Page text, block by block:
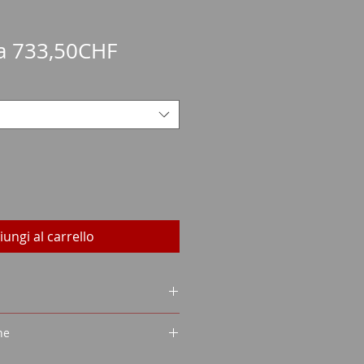
733,50CHFPrezzo
al carrello
LUNGO